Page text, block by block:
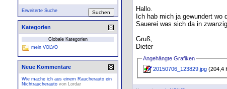
Hallo.
Ich hab mich ja gewundert wo
Sauerei was sich da in
Gruß,
Dieter
Angehängte Grafiken
20150706_123829.jpg (204,4
Erweiterte Suche
Kategorien
Globale Kategorien
mein VOLVO
Neue Kommentare
Wie mache ich aus einem Raucherauto ein
Nichtraucherauto von Lordar